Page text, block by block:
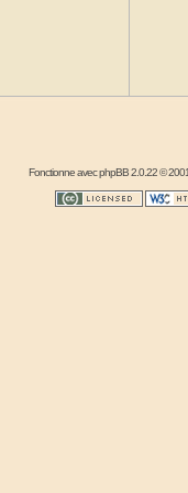
Fonctionne avecphpBB2.0.22 ©